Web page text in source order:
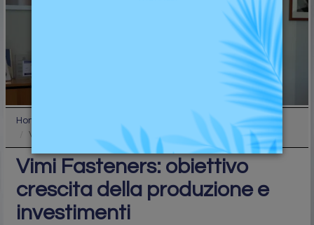
Home
Vimi Fasteners: obiettivo crescita della produzion...
Vimi Fasteners: obiettivo
crescita della produzione e
investimenti